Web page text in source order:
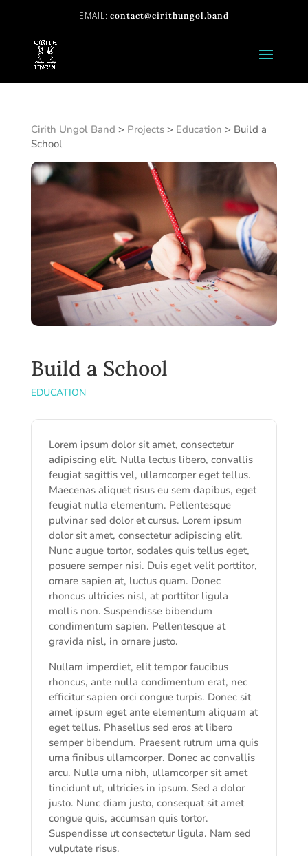
contact@cirithungol.band
Cirith Ungol Band > Projects> Education > Build a
School
Build a School
EDUCATION
Lorem ipsum dolor sit amet, consectetur
adipiscing elit. Nulla lectus libero, convallis
feugiat sagittis vel, ullamcorper eget tellus.
Maecenas aliquet risus eu sem dapibus, eget
feugiat nulla elementum. Pellentesque
pulvinar sed dolor et cursus. Lorem ipsum
dolor sit amet, consectetur adipiscing elit.
Nunc augue tortor, sodales quis tellus eget,
posuere semper nisi. Duis eget velit porttitor,
ornare sapien at, luctus quam. Donec
rhoncus ultricies nisl, at porttitor ligula
mollis non. Suspendisse bibendum
condimentum sapien. Pellentesque at
gravida nisl, in ornare justo.
Nullam imperdiet, elit tempor faucibus
rhoncus, ante nulla condimentum erat, nec
efficitur sapien orci congue turpis. Donec sit
amet ipsum eget ante elementum aliquam at
eget tellus. Phasellus sed eros at libero
semper bibendum. Praesent rutrum urna quis
urna finibus ullamcorper. Donec ac convallis
arcu. Nulla urna nibh, ullamcorper sit amet
tincidunt ut, ultricies in ipsum. Sed a dolor
justo. Nunc diam justo, consequat sit amet
congue quis, accumsan quis tortor.
Suspendisse ut consectetur ligula. Nam sed
vulputate risus.